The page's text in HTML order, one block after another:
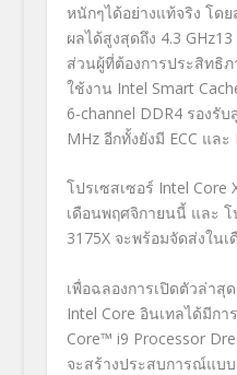
หนักๆได้อย่างแท้จริง โด
ผลได้สูงสุดถึง 4.3 GHz13
ส่วนผู้ที่ต้องการประสิทธิ
ใช้งาน Intel Smart
6-channel DDR4 รองรั
MHz อีกทั้งยังมี ECC และ
โปรเซสเซอร์ Intel Core
เดือนพฤศจิกายนนี้ และ โ
3175X จะพร้อมจัดส่งใน
เพื่อฉลองการเปิดตัวล่าสุ
Intel Core อินเทลได้มีกา
Core™ i9 Processor
จะสร้างประสบการณ์แบ